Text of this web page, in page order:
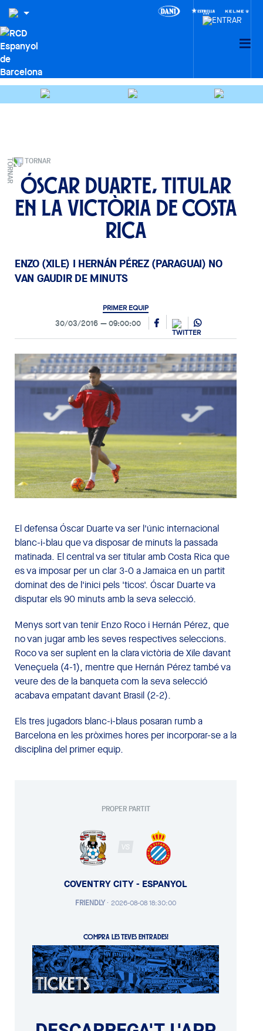
TORNAR
Óscar Duarte, titular
en la victòria de Costa
Rica
ENZO (XILE) I HERNÁN PÉREZ (PARAGUAI) NO
VAN GAUDIR DE MINUTS
PRIMER EQUIP
30/03/2016 09:00:00
El defensa Óscar Duarte va ser l'únic internacional
blanc-i-blau que va disposar de minuts la passada
matinada. El central va ser titular amb Costa Rica que
es va imposar per un clar 3-0 a Jamaica en un partit
dominat des de l'inici pels 'ticos'. Óscar Duarte va
disputar els 90 minuts amb la seva selecció.
Menys sort van tenir Enzo Roco i Hernán Pérez, que
no van jugar amb les seves respectives seleccions.
Roco va ser suplent en la clara victòria de Xile davant
Veneçuela (4-1), mentre que Hernán Pérez també va
veure des de la banqueta com la seva selecció
acabava empatant davant Brasil (2-2).
Els tres jugadors blanc-i-blaus posaran rumb a
Barcelona en les pròximes hores per incorporar-se a la
disciplina del primer equip.
PROPER PARTIT
VS
COVENTRY CITY - ESPANYOL
FRIENDLY· 2026-08-08 18:30:00
COMPRA LES TEVES ENTRADES!